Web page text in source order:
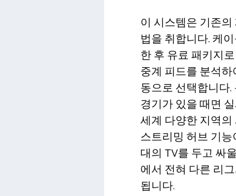
이 시스템은 기존
법을 취합니다. 케
한 후 유료 패키지
중계 피드를 분석
동으로 선택합니다
경기가 있을 때면
세계 다양한 지역
스트리밍 허브 기
대의 TV를 두고 싸
에서 전혀 다른 리
됩니다.